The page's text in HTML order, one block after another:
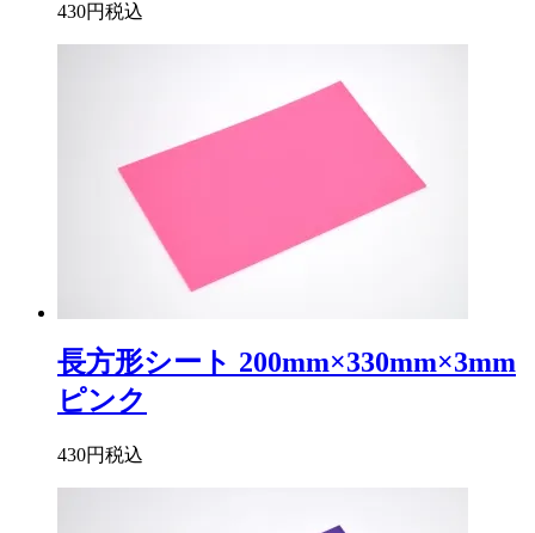
430円税込
長方形シート 200mm×330mm×3mm
ピンク
430円税込